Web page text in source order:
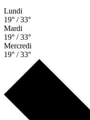
Lundi
19° / 33°
Mardi
19° / 33°
Mercredi
19° / 33°